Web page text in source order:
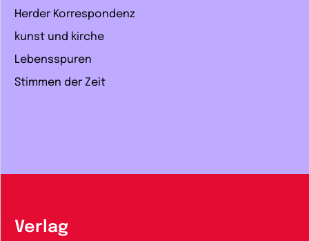
Herder Korrespondenz
kunst und kirche
Lebensspuren
Stimmen der Zeit
Verlag